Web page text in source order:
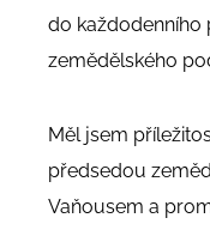
do
zemědělského
Měl jsem
předsedou
Vaňousem a